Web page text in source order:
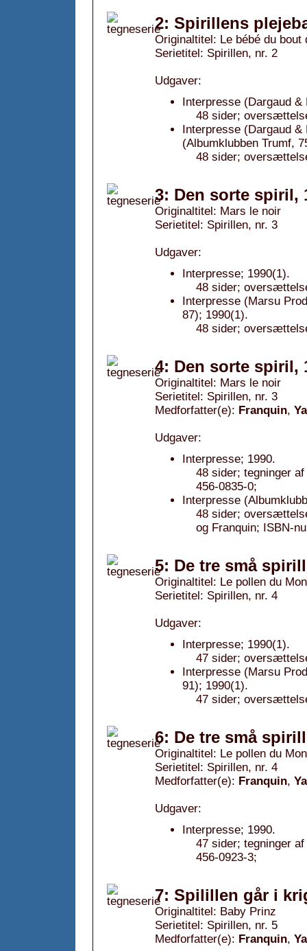
2: Spirillens
Originaltitel: Le bébé du bout
Serietitel: Spirillen, nr. 2
Udgaver:
Interpresse (Dargaud
48 sider;
Interpresse (Dargaud
(Albumklubben Trumf,
48 sider;
3: Den sorte spiril,
Originaltitel: Mars le noir
Serietitel: Spirillen, nr. 3
Udgaver:
Interpresse; 1990(1).
48 sider;
Interpresse (Marsu
87); 1990(1).
48 sider;
4: Den sorte spiril,
Originaltitel: Mars le noir
Serietitel: Spirillen, nr. 3
Medforfatter(e): Franquin,
Udgaver:
Interpresse; 1990.
48 sider; tegninger
456-0835-0;
Interpresse
48 sider;
og Franquin; ISBN-
5: De tre små
Originaltitel: Le pollen du
Serietitel: Spirillen, nr. 4
Udgaver:
Interpresse; 1990(1).
47 sider;
Interpresse (Marsu
91); 1990(1).
47 sider;
6: De tre små
Originaltitel: Le pollen du
Serietitel: Spirillen, nr. 4
Medforfatter(e): Franquin,
Udgaver:
Interpresse; 1990.
47 sider; tegninger
456-0923-3;
7: Spilillen går i
Originaltitel: Baby Prinz
Serietitel: Spirillen, nr. 5
Medforfatter(e): Franquin,